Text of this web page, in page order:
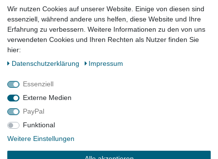
Einwilligung kann ich jederzeit widerrufen.**
Impressum
Barrierefreiheitserklärung
Wir nutzen Cookies auf unserer Website. Einige von diesen sind
essenziell, während andere uns helfen, diese Website und Ihre
Erfahrung zu verbessern. Weitere Informationen zu den von uns
verwendeten Cookies und Ihren Rechten als Nutzer finden Sie
hier:
Daten­schutz­erklärung
Impressum
Essenziell
Externe Medien
PayPal
Funktional
Weitere Einstellungen